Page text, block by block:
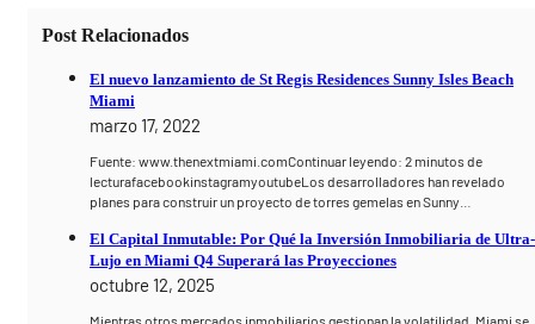
Post Relacionados
El nuevo lanzamiento de St Regis Residences Sunny Isles Beach
Miami
marzo 17, 2022
Fuente: www.thenextmiami.comContinuar leyendo: 2 minutos de
lecturafacebookinstagramyoutubeLos desarrolladores han revelado
planes para construir un proyecto de torres gemelas en Sunny…
El Capital Inmutable: Por Qué la Inversión Inmobiliaria de Ultra-
Lujo en Miami Q4 Superará las Proyecciones
octubre 12, 2025